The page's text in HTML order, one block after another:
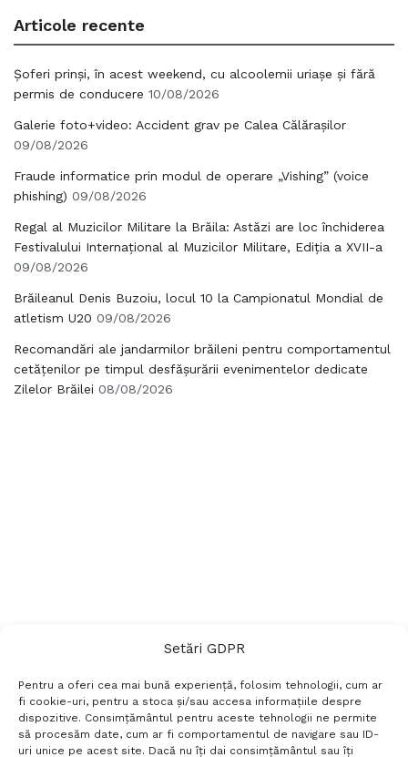
Setări GDPR
Pentru a oferi cea mai bună experiență, folosim tehnologii, cum ar
fi cookie-uri, pentru a stoca și/sau accesa informațiile despre
dispozitive. Consimțământul pentru aceste tehnologii ne permite
să procesăm date, cum ar fi comportamentul de navigare sau ID-
uri unice pe acest site. Dacă nu îți dai consimțământul sau îți
Articole recente
Șoferi prinși, în acest weekend, cu alcoolemii uriașe și fără
permis de conducere 10/08/2026
Galerie foto+video: Accident grav pe Calea Călărașilor
09/08/2026
Fraude informatice prin modul de operare „Vishing” (voice
phishing) 09/08/2026
Regal al Muzicilor Militare la Brăila: Astăzi are loc închiderea
Festivalului Internațional al Muzicilor Militare, Ediția a XVII-a
09/08/2026
Brăileanul Denis Buzoiu, locul 10 la Campionatul Mondial de
atletism U20 09/08/2026
Recomandări ale jandarmilor brăileni pentru comportamentul
cetățenilor pe timpul desfășurării evenimentelor dedicate
Zilelor Brăilei 08/08/2026